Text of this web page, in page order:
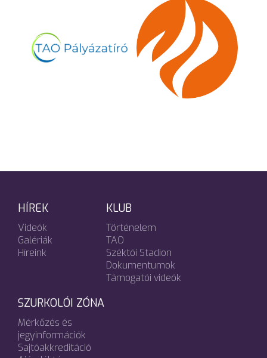
HÍREK
Videók
Galériák
Híreink
KLUB
Történelem
TAO
Széktói Stadion
Dokumentumok
Támogatói videók
SZURKOLÓI ZÓNA
Mérkőzés és
jegyinformációk
Sajtóakkreditáció